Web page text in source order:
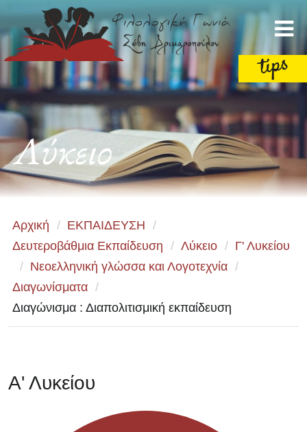
Λύκειο
Αρχική / ΕΚΠΑΙΔΕΥΣΗ /
Δευτεροβάθμια Εκπαίδευση / Λύκειο / Γ' Λυκείου
/ Νεοελληνική γλώσσα και Λογοτεχνία /
Διαγωνίσματα /
Διαγώνισμα : Διαπολιτισμική εκπαίδευση
Α' Λυκείου